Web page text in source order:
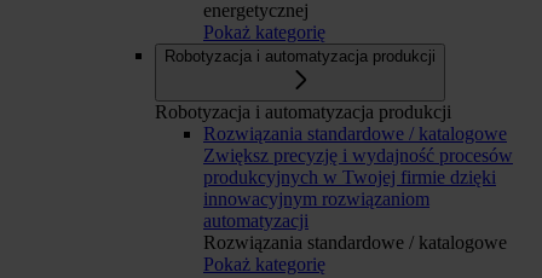
energetycznej
Pokaż kategorię
Robotyzacja i automatyzacja produkcji
Robotyzacja i automatyzacja produkcji
Rozwiązania standardowe / katalogowe
Zwiększ precyzję i wydajność procesów
produkcyjnych w Twojej firmie dzięki
innowacyjnym rozwiązaniom
automatyzacji
Rozwiązania standardowe / katalogowe
Pokaż kategorię